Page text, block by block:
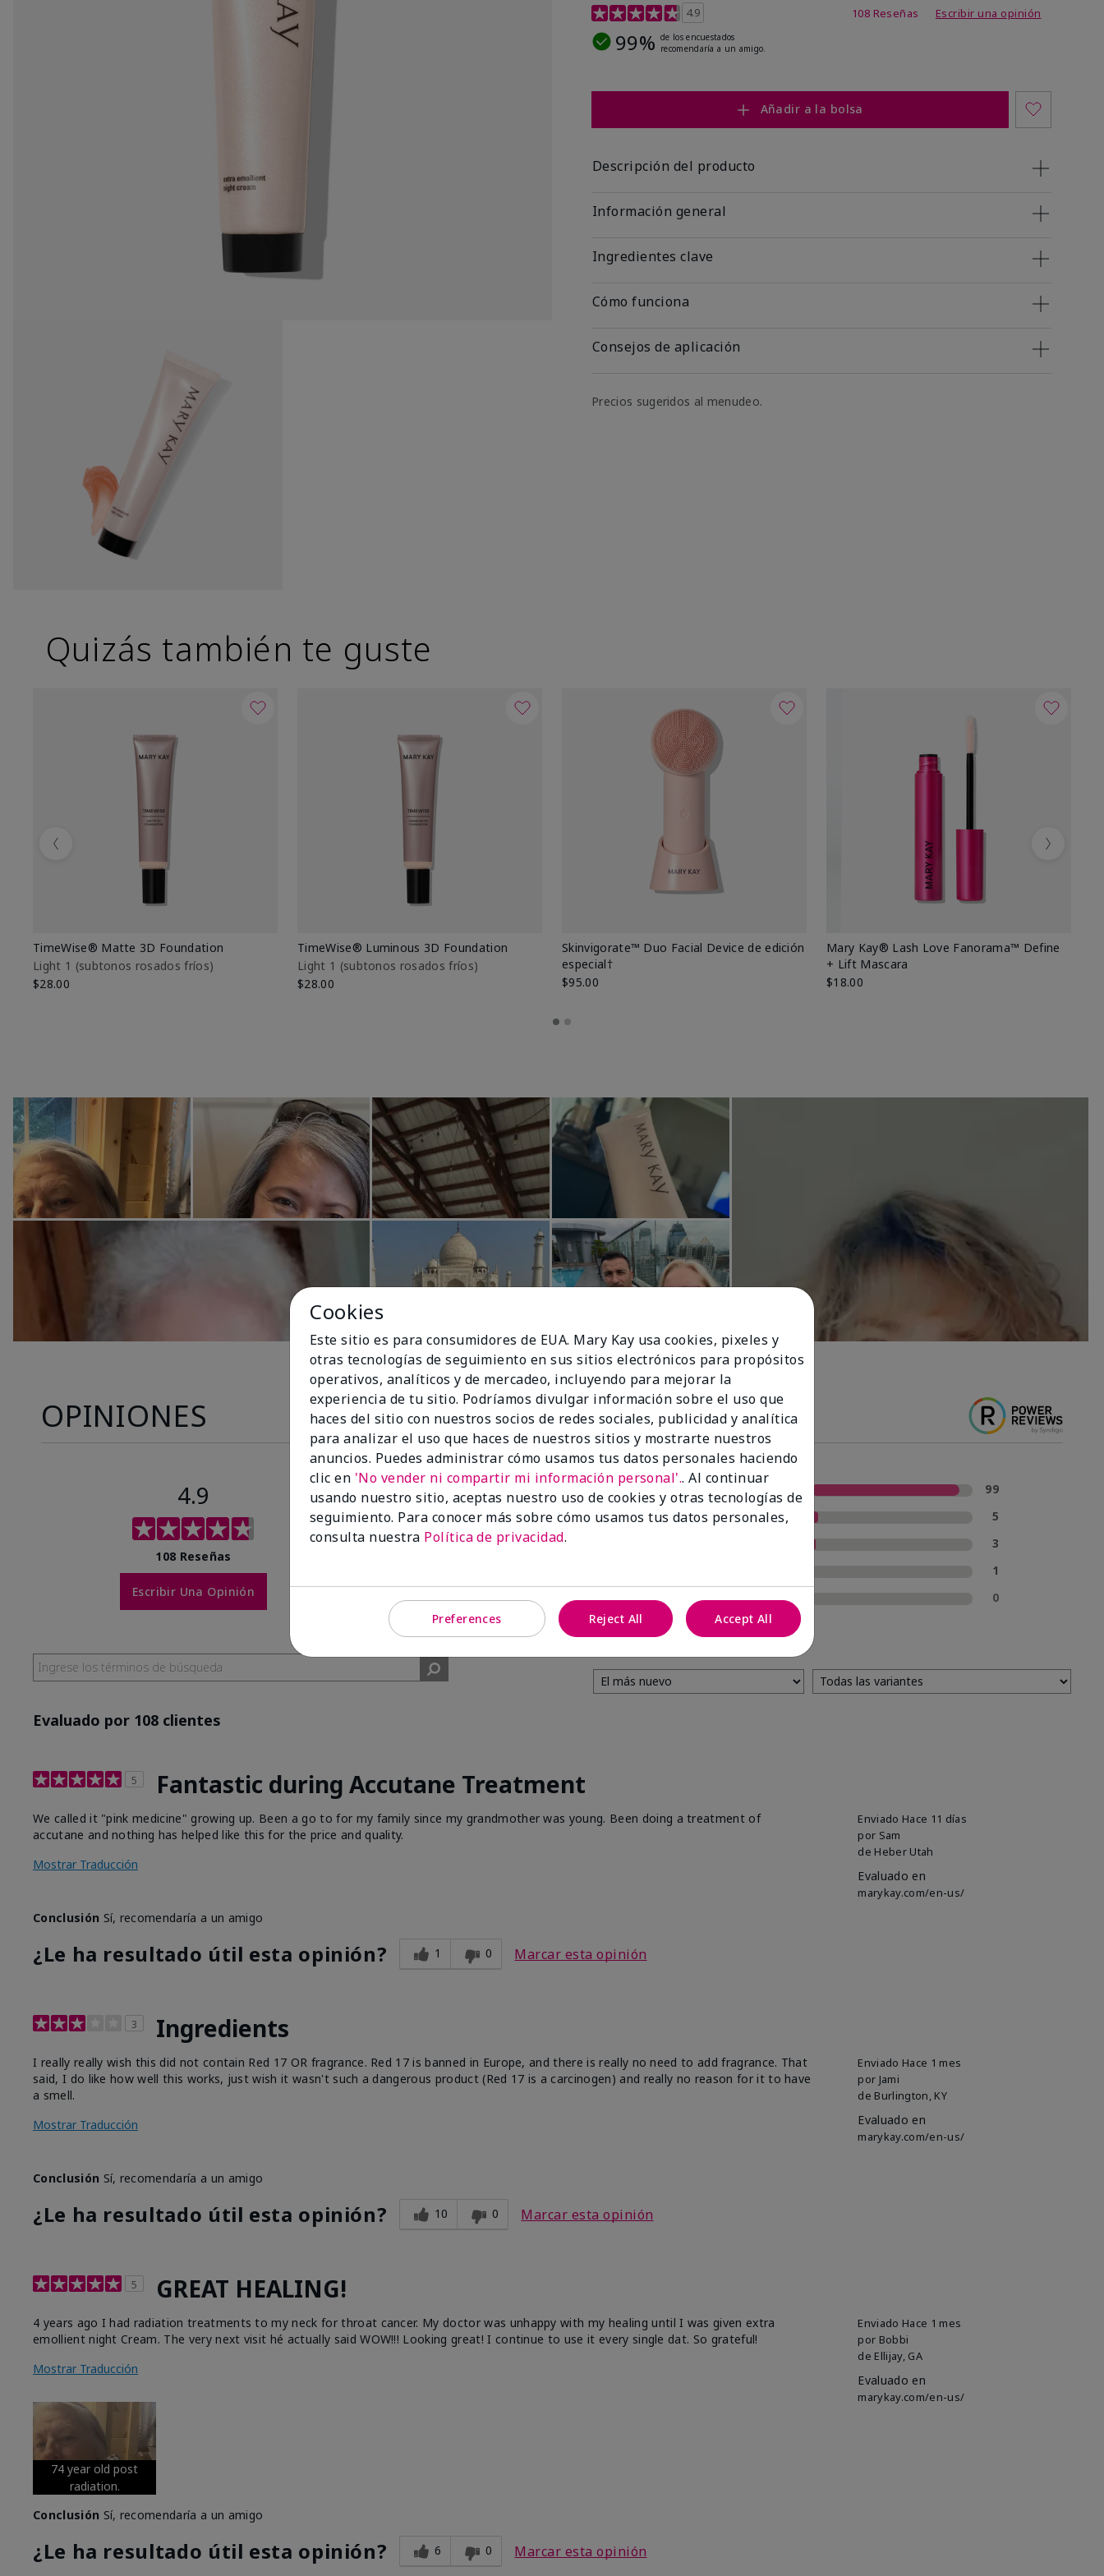
Calificación de clientes de 5 de 5
4.9 108 Reseñas Escribir una opinión
99% de los encuestados
recomendaría a un amigo.
Añadir a la bolsa
Descripción del producto
Información general
Ingredientes clave
Cómo funciona
Consejos de aplicación
Precios sugeridos al menudeo.
Quizás también te guste
TimeWise® Matte 3D Foundation
Light 1​ (subtonos rosados fríos)
$28.00
TimeWise® Luminous 3D Foundation
Light 1​ (subtonos rosados fríos)
$28.00
Skinvigorate™ Duo Facial Device de edición
especial†
$95.00
Mary Kay® Lash Love Fanorama™ Define
+ Lift Mascara
$18.00
Previous Next
OPINIONES
4.9
108 Reseñas
Escribir Una Opinión
99%
amigo.
99
4 estrellas
5
3
1
1 estrella
0
Evaluado por 108 clientes
5 Fantastic during Accutane Treatment
Enviado Hace 11 días
por Sam
de Heber Utah
Evaluado en
marykay.com/en-us/
We called it "pink medicine" growing up. Been a go to for my family since my grandmother was young. Been doing a treatment of
accutane and nothing has helped like this for the price and quality.
Mostrar Traducción
Conclusión Sí, recomendaría a un amigo
¿Le ha resultado útil esta opinión? 1 0 Marcar esta opinión
3 Ingredients
Enviado Hace 1 mes
por Jami
de Burlington, KY
Evaluado en
marykay.com/en-us/
I really really wish this did not contain Red 17 OR fragrance. Red 17 is banned in Europe, and there is really no need to add fragrance. That
said, I do like how well this works, just wish it wasn't such a dangerous product (Red 17 is a carcinogen) and really no reason for it to have
a smell.
Mostrar Traducción
Conclusión Sí, recomendaría a un amigo
¿Le ha resultado útil esta opinión? 10 0 Marcar esta opinión
5 GREAT HEALING!
Enviado Hace 1 mes
por Bobbi
de Ellijay, GA
Evaluado en
marykay.com/en-us/
4 years ago I had radiation treatments to my neck for throat cancer. My doctor was unhappy with my healing until I was given extra
emollient night Cream. The very next visit hé actually said WOW!!! Looking great! I continue to use it every single dat. So grateful!
Mostrar Traducción
74 year old post
radiation.
Conclusión Sí, recomendaría a un amigo
¿Le ha resultado útil esta opinión? 6 0 Marcar esta opinión
Cookies
Este sitio es para consumidores de EUA. Mary Kay usa cookies, pixeles y
otras tecnologías de seguimiento en sus sitios electrónicos para propósitos
operativos, analíticos y de mercadeo, incluyendo para mejorar la
experiencia de tu sitio. Podríamos divulgar información sobre el uso que
haces del sitio con nuestros socios de redes sociales, publicidad y analítica
para analizar el uso que haces de nuestros sitios y mostrarte nuestros
anuncios. Puedes administrar cómo usamos tus datos personales haciendo
clic en 'No vender ni compartir mi información personal'.. Al continuar
usando nuestro sitio, aceptas nuestro uso de cookies y otras tecnologías de
seguimiento. Para conocer más sobre cómo usamos tus datos personales,
consulta nuestra Política de privacidad.
Preferences Reject All Accept All